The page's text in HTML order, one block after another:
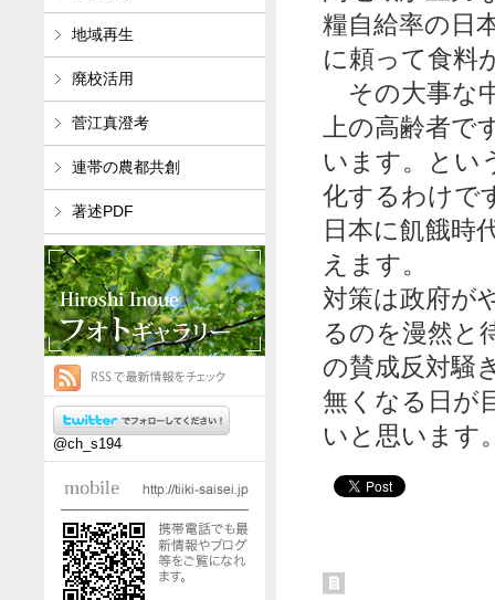
糧自給率の日
に頼って食料
その大事な
上の高齢者
います。とい
化するわけで
日本に飢餓時
えます。
対策は政府が
るのを漫然と
の賛成反対騒
無くなる日が
いと思います
地域再生
廃校活用
菅江真澄考
連帯の農都共創
著述PDF
@ch_s194